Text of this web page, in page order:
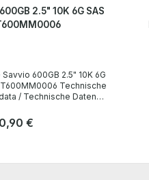
2.5" 10K 6G SAS
Formfaktor 2.5" RPM
6G SAS HDD The
Preis:
€